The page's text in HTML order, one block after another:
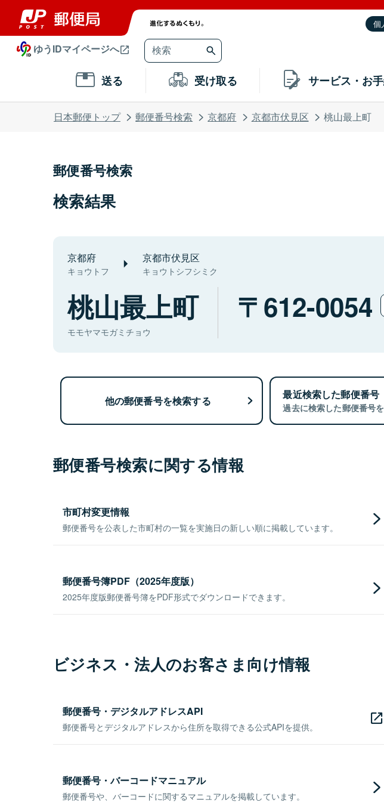
個
ゆうIDマイページへ
送る 受け取る サービス・お
日本郵便トップ 郵便番号検索 京都府 京都市伏見区 桃山最上町
郵便番号検索
検索結果
京都府
キョウトフ
京都市伏見区
キョウトシフシミク
桃山最上町
モモヤマモガミチョウ
612-0054
他の郵便番号を検索する 最近検索した郵便番号
過去に検索した郵便番号
郵便番号検索に関する情報
市町村変更情報
郵便番号を公表した市町村の一覧を実施日の新しい順に掲載しています。
郵便番号簿PDF（2025年度版）
2025年度版郵便番号簿をPDF形式でダウンロードできます。
ビジネス・法人のお客さま向け情報
郵便番号・デジタルアドレスAPI
郵便番号とデジタルアドレスから住所を取得できる公式APIを提供。
郵便番号・バーコードマニュアル
郵便番号や、バーコードに関するマニュアルを掲載しています。